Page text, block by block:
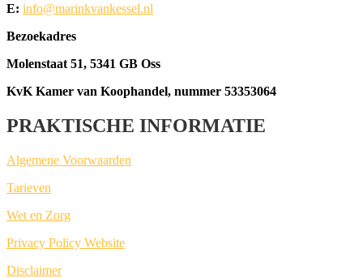
E: info@marinkvankessel.nl
Bezoe­kadres
Molen­staat 51, 5341 GB Oss
KvK Kamer van Koop­han­del, num­mer 53353064
PRAKTISCHE INFORMATIE
Alge­me­ne Voorwaarden
Tarie­ven
Wet en Zorg
Pri­va­cy Poli­cy Website
Dis­clai­mer